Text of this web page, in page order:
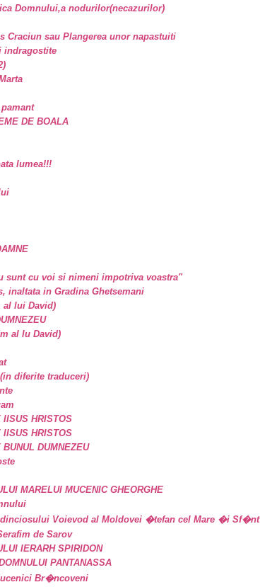
Domnului,a nodurilor(necazurilor)
Craciun sau Plangerea unor napastuiti
indragostite
DE BOALA
lumea!!!
sunt cu voi si nimeni impotriva voastra"
inaltata in Gradina Ghetsemani
al lui David)
al lu David)
diferite traduceri)
IISUS HRISTOS
IISUS HRISTOS
BUNUL DUMNEZEU
MARELUI MUCENIC GHEORGHE
Voievod al Moldovei �tefan cel Mare �i Sf�nt
de Sarov
IERARH SPIRIDON
PANTANASSA
Br�ncoveni